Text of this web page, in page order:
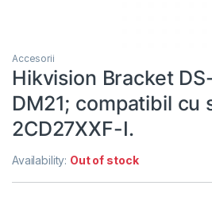
Accesorii
Hikvision Bracket
DM21; compatibil cu
2CD27XXF-I.
Availability: Out of stock